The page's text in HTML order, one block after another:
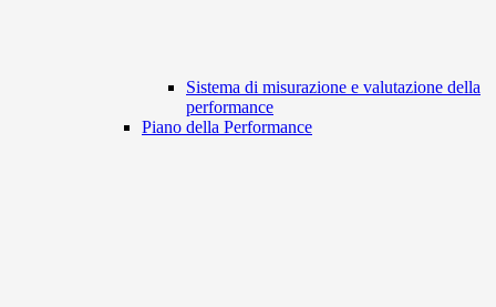
Sistema di misurazione e valutazione della
performance
Piano della Performance